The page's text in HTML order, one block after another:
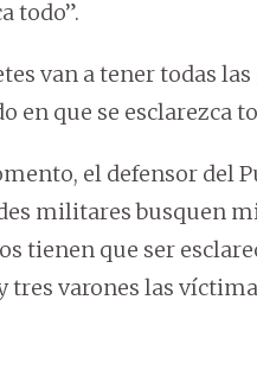
todo”.
van a tener todas
en que se esclarezca
el defensor del
militares busquen
tienen que ser
tres varones las